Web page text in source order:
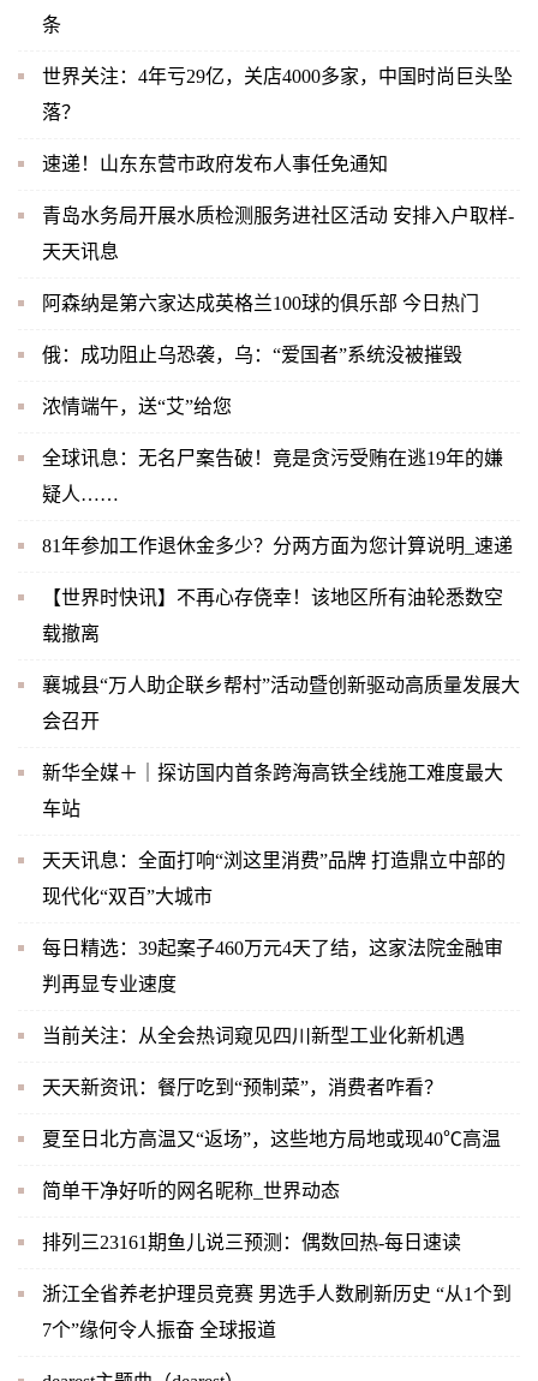
条
世界关注：4年亏29亿，关店4000多家，中国时尚巨头坠
落？
速递！山东东营市政府发布人事任免通知
青岛水务局开展水质检测服务进社区活动 安排入户取样-
天天讯息
阿森纳是第六家达成英格兰100球的俱乐部 今日热门
俄：成功阻止乌恐袭，乌：“爱国者”系统没被摧毁
浓情端午，送“艾”给您
全球讯息：无名尸案告破！竟是贪污受贿在逃19年的嫌
疑人……
81年参加工作退休金多少？分两方面为您计算说明_速递
【世界时快讯】不再心存侥幸！该地区所有油轮悉数空
载撤离
襄城县“万人助企联乡帮村”活动暨创新驱动高质量发展大
会召开
新华全媒＋｜探访国内首条跨海高铁全线施工难度最大
车站
天天讯息：全面打响“浏这里消费”品牌 打造鼎立中部的
现代化“双百”大城市
每日精选：39起案子460万元4天了结，这家法院金融审
判再显专业速度
当前关注：从全会热词窥见四川新型工业化新机遇
天天新资讯：餐厅吃到“预制菜”，消费者咋看？
夏至日北方高温又“返场”，这些地方局地或现40℃高温
简单干净好听的网名昵称_世界动态
排列三23161期鱼儿说三预测：偶数回热-每日速读
浙江全省养老护理员竞赛 男选手人数刷新历史 “从1个到
7个”缘何令人振奋 全球报道